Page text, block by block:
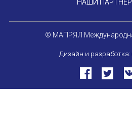
Международная
Семинар в Абу-Даби:
НАШИ
© МАПРЯЛ
Дизайн и разработка: